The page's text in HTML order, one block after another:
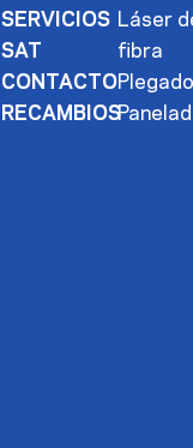
SERVICIOS
SAT
CONTACTO
RECAMBIOS
Láser
fibra